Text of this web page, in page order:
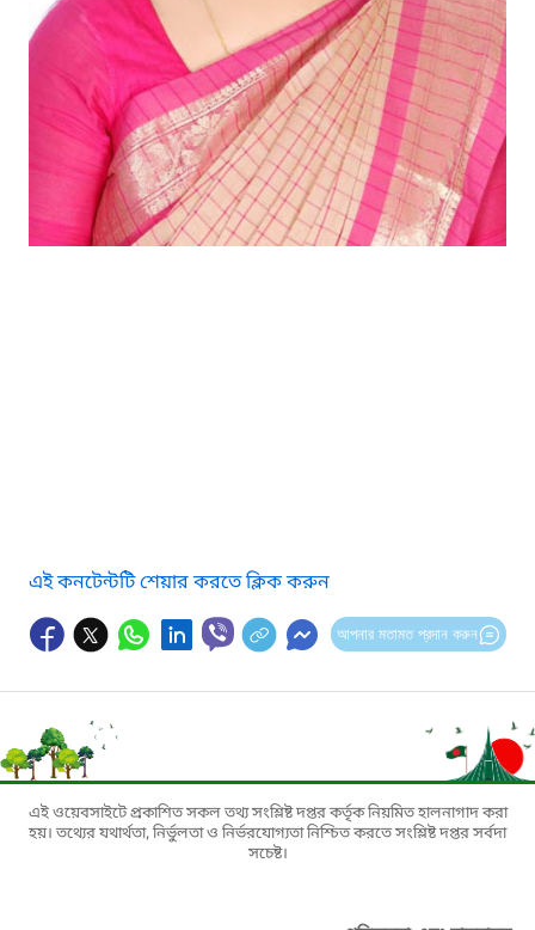
এই কনটেন্টটি শেয়ার করতে ক্লিক করুন
আপনার মতামত প্রদান করুন
এই ওয়েবসাইটে প্রকাশিত সকল তথ্য সংশ্লিষ্ট দপ্তর কর্তৃক নিয়মিত হালনাগাদ করা
হয়। তথ্যের যথার্থতা, নির্ভুলতা ও নির্ভরযোগ্যতা নিশ্চিত করতে সংশ্লিষ্ট দপ্তর সর্বদা
সচেষ্ট।